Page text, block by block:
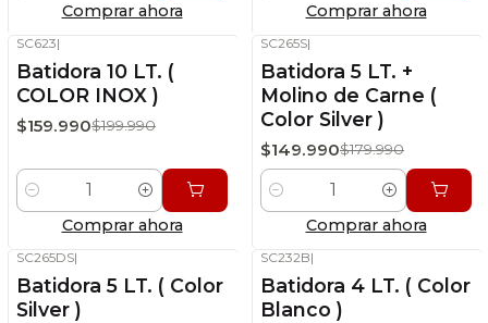
Comprar ahora
Comprar ahora
OFF
Stock disponible
SC623|
Batidora 10 LT. (
COLOR INOX )
$159.990$199.990
Cantidad
Comprar ahora
OFF
Stock disponible
SC265S|
Batidora 5 LT. +
Molino de Carne (
Color Silver )
$149.990$179.990
Cantidad
Comprar ahora
-18%OFF
Stock disponible
SC265DS|
Batidora 5 LT. ( Color
Silver )
-20%OFF
Stock disponible
SC232B|
Batidora 4 LT. ( Color
Blanco )